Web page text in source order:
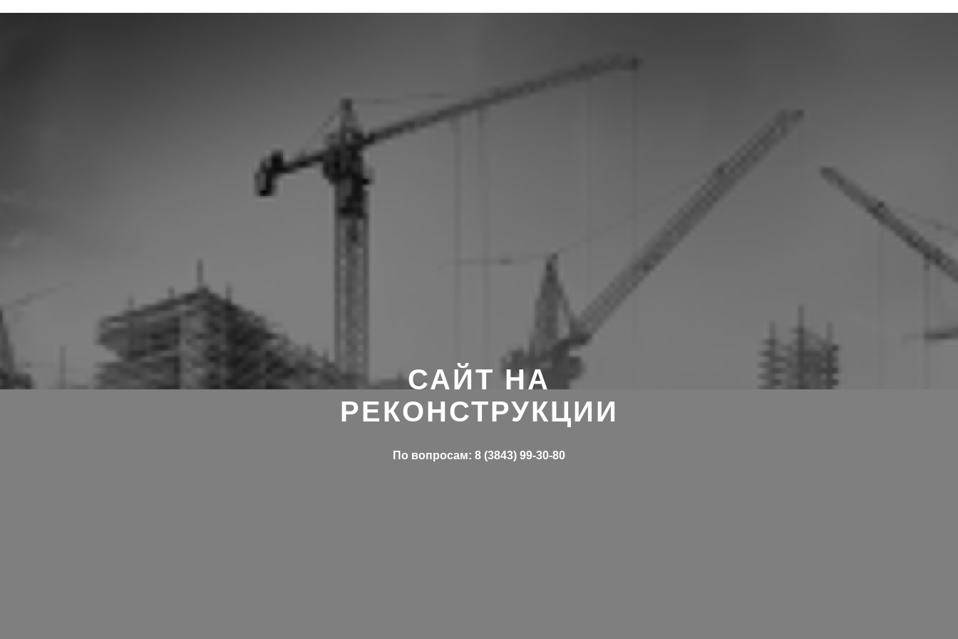
САЙТ НА
РЕКОНСТРУКЦИИ
По вопросам: 8 (3843) 99-30-80